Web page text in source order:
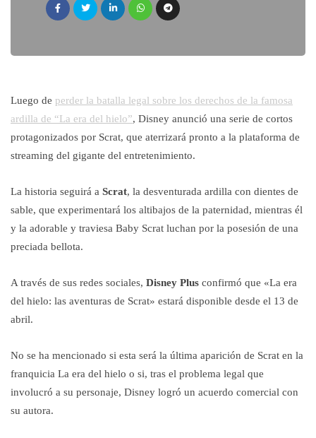
Luego de perder la batalla legal sobre los derechos de la famosa
ardilla de “La era del hielo”, Disney anunció una serie de cortos
protagonizados por Scrat, que aterrizará pronto a la plataforma de
streaming del gigante del entretenimiento.
La historia seguirá a Scrat, la desventurada ardilla con dientes de
sable, que experimentará los altibajos de la paternidad, mientras él
y la adorable y traviesa Baby Scrat luchan por la posesión de una
preciada bellota.
A través de sus redes sociales, Disney Plus confirmó que «La era
del hielo: las aventuras de Scrat» estará disponible desde el 13 de
abril.
No se ha mencionado si esta será la última aparición de Scrat en la
franquicia La era del hielo o si, tras el problema legal que
involucró a su personaje, Disney logró un acuerdo comercial con
su autora.